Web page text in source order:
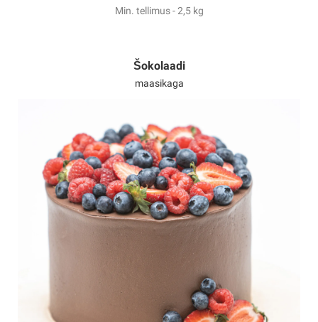
Min. tellimus - 2,5 kg
Šokolaadi
maasikaga